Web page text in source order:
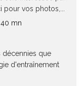
vos photos,...
mn
décennies que
d'entraînement